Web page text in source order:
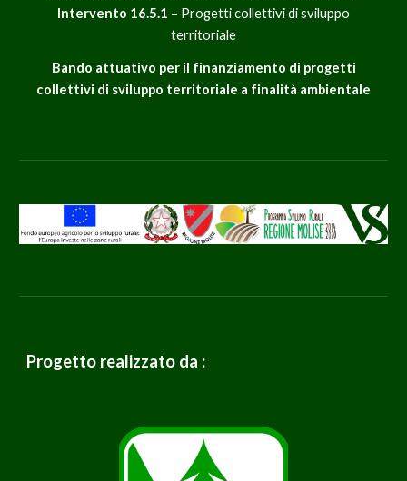
Intervento 16.5.1 – Progetti collettivi di sviluppo
territoriale
Bando attuativo per il finanziamento di progetti
collettivi di sviluppo territoriale a finalità ambientale
Progetto realizzato da :